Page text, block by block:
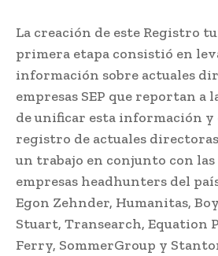
La creación de este Registro
primera etapa consistió en
información sobre actuales
empresas SEP que reportan a
de unificar esta información
registro de actuales
un trabajo en conjunto con
empresas headhunters del
Egon Zehnder, Humanitas,
Stuart, Transearch, Equation
Ferry, SommerGroup y